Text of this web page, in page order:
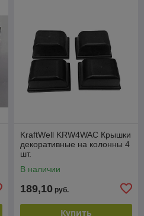
KraftWell KRW4WAC Крышки
декоративные на колонны 4
шт.
В наличии
189,10 руб.
Купить